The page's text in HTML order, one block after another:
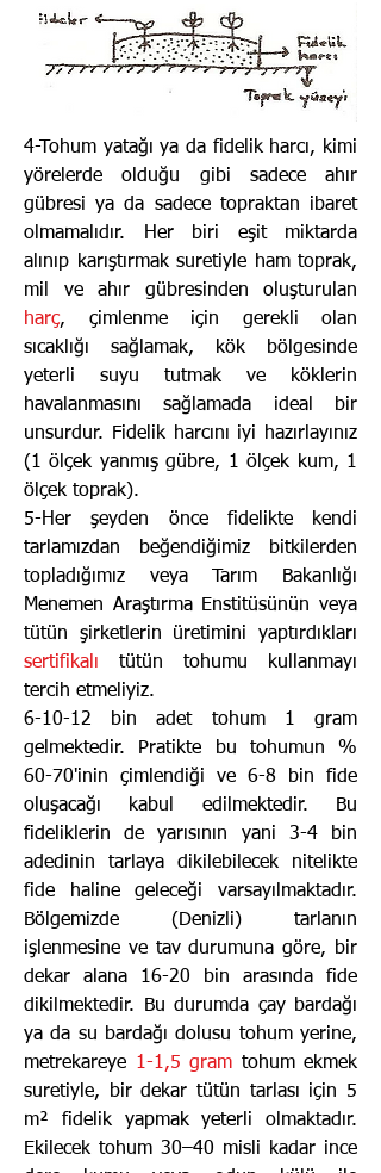
4-Tohum yatağı ya da fidelik harcı, kimi
yörelerde olduğu gibi sadece ahır
gübresi ya da sadece topraktan ibaret
olmamalıdır. Her biri eşit miktarda
alınıp karıştırmak suretiyle ham toprak,
mil ve ahır gübresinden oluşturulan
harç, çimlenme için gerekli olan
sıcaklığı sağlamak, kök bölgesinde
yeterli suyu tutmak ve köklerin
havalanmasını sağlamada ideal bir
unsurdur. Fidelik harcını iyi hazırlayınız
(1 ölçek yanmış gübre, 1 ölçek kum, 1
ölçek toprak).
5-Her şeyden önce fidelikte kendi
tarlamızdan beğendiğimiz bitkilerden
topladığımız veya Tarım Bakanlığı
Menemen Araştırma Enstitüsünün veya
tütün şirketlerin üretimini yaptırdıkları
sertifikalı tütün tohumu kullanmayı
tercih etmeliyiz.
6-10-12 bin adet tohum 1 gram
gelmektedir. Pratikte bu tohumun %
60-70'inin çimlendiği ve 6-8 bin fide
oluşacağı kabul edilmektedir. Bu
fideliklerin de yarısının yani 3-4 bin
adedinin tarlaya dikilebilecek nitelikte
fide haline geleceği varsayılmaktadır.
Bölgemizde (Denizli) tarlanın
işlenmesine ve tav durumuna göre, bir
dekar alana 16-20 bin arasında fide
dikilmektedir. Bu durumda çay bardağı
ya da su bardağı dolusu tohum yerine,
metrekareye 1-1,5 gram tohum ekmek
suretiyle, bir dekar tütün tarlası için 5
m² fidelik yapmak yeterli olmaktadır.
Ekilecek tohum 30–40 misli kadar ince